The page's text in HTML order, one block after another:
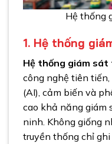
Hệ thống
1. Hệ thống
Hệ thống giám sát
công nghệ tiên
(AI), cảm biến và
cao khả năng giám
ninh. Không giống
truyền thống chỉ